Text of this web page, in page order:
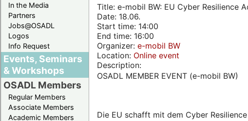
In the Media
Partners
Jobs@OSADL
Logos
Info Request
Events, Seminars
& Workshops
OSADL Members
Regular Members
Associate Members
Academic Members
Title: e-mobil BW: EU Cyber Resilience
Date: 18.06.
Start time: 14:00
End time: 16:00
Organizer: e-mobil BW
Location: Online event
Description:
OSADL MEMBER EVENT (e-mobil BW)
Die EU schafft mit dem Cyber